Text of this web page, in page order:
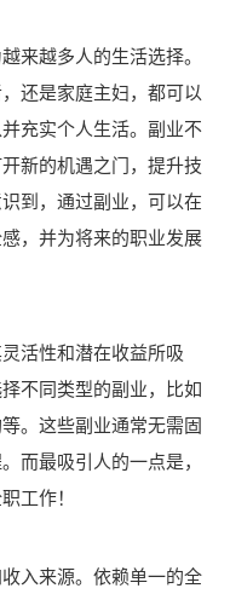
来越多人的生活选择。
还是家庭主妇，都可以
充实个人生活。副业不
新的机遇之门，提升技
到，通过副业，可以在
，并为将来的职业发展
活性和潜在收益所吸
不同类型的副业，比如
。这些副业通常无需固
而最吸引人的一点是，
工作！
入来源。依赖单一的全